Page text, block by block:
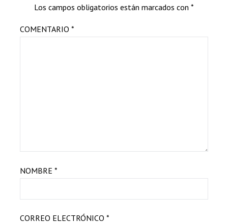
Los campos obligatorios están marcados con *
COMENTARIO *
NOMBRE *
CORREO ELECTRÓNICO *